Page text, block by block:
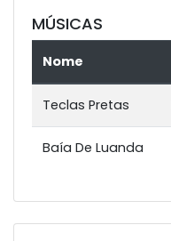
MÚSICAS
Nome
Teclas Pretas
Baía De Luanda